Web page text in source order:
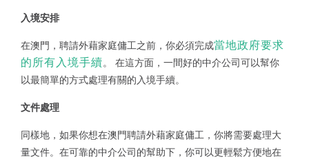
入境安排
在澳門，聘請外藉家庭傭工之前，你必須完成當地政府要求
的所有入境手續。 在這方面，一間好的中介公司可以幫你
以最簡單的方式處理有關的入境手續。
文件處理
同樣地，如果你想在澳門聘請外藉家庭傭工，你將需要處理大
量文件。在可靠的中介公司的幫助下，你可以更輕鬆方便地在